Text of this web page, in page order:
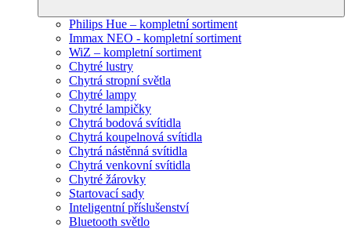
Philips Hue – kompletní sortiment
Immax NEO - kompletní sortiment
WiZ – kompletní sortiment
Chytré lustry
Chytrá stropní světla
Chytré lampy
Chytré lampičky
Chytrá bodová svítidla
Chytrá koupelnová svítidla
Chytrá nástěnná svítidla
Chytrá venkovní svítidla
Chytré žárovky
Startovací sady
Inteligentní příslušenství
Bluetooth světlo